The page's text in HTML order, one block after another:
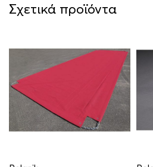
Σχετικά προϊόντα